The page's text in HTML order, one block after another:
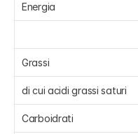
Energia
Grassi
di cui acidi grassi saturi
Carboidrati